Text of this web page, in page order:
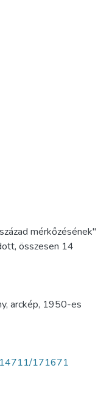
mérkőzésének"
összesen 14
, arckép, 1950-es
171671